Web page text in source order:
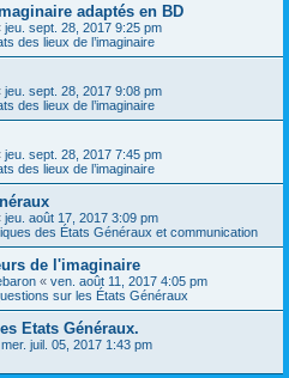
adaptés en BD
jeu. sept. 28, 2017 9:25 pm
des lieux de l’imaginaire
jeu. sept. 28, 2017 9:08 pm
des lieux de l’imaginaire
jeu. sept. 28, 2017 7:45 pm
des lieux de l’imaginaire
jeu. août 17, 2017 3:09 pm
des États Généraux et communication
de l'imaginaire
« ven. août 11, 2017 4:05 pm
sur les États Généraux
Etats Généraux.
mer. juil. 05, 2017 1:43 pm